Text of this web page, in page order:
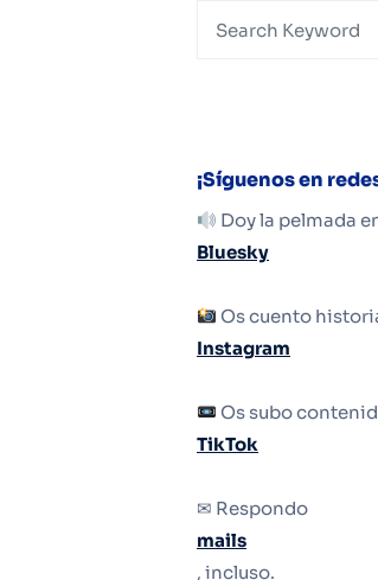
¡Síguenos en
Doy la pelmada
Bluesky
Os cuento
Instagram
Os subo
TikTok
✉ Respondo
mails
, incluso.